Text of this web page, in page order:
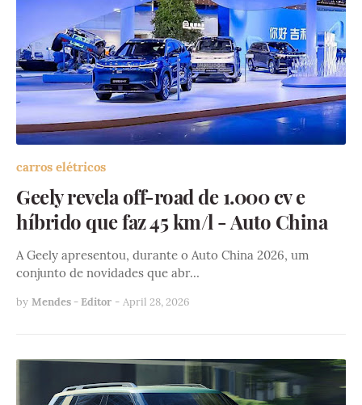
carros elétricos
Geely revela off-road de 1.000 cv e
híbrido que faz 45 km/l - Auto China
A Geely apresentou, durante o Auto China 2026, um
conjunto de novidades que abr…
by Mendes - Editor - April 28, 2026